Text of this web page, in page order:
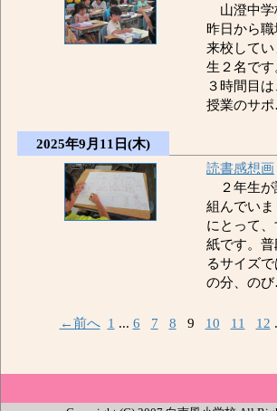
山澄中学
昨日から
来校して
生２名です
３時間目
授業のサ
2025年9月11日(木)
読書感想画
２年生が
組んでい
にとって
紙です。
るサイズ
の分、の
←前へ 1 ... 6 7 8 9 10 11 12